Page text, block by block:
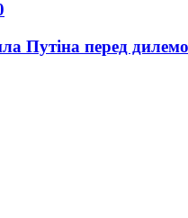
Путіна перед